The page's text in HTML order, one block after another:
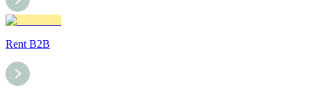
Rent B2B